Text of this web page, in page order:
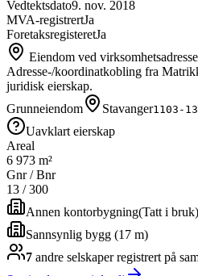
Vedtektsdato9. nov. 2018
MVA-registrertJa
ForetaksregisteretJa
Eiendom ved
Adresse-/koordinatkobling fra
juridisk eierskap.
Grunneiendom
Stavanger1103-
Uavklart eierskap
Areal
6 973 m²
Gnr / Bnr
13 /300
Annen kontorbygning(Tatt i bruk)
Sannsynlig bygg (17 m)
7 andre selskaperregistrert på